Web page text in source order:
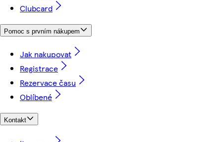
Clubcard
Pomoc s prvním nákupem
Jak nakupovat
Registrace
Rezervace času
Oblíbené
Kontakt